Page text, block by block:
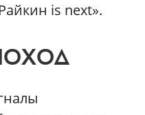
is next».